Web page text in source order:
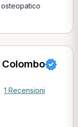
Colombo
1 Recensioni